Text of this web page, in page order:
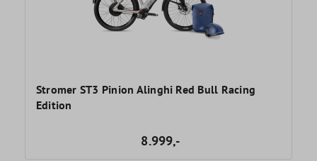
Stromer ST3 Pinion Alinghi Red Bull Racing
Edition
8.999,-